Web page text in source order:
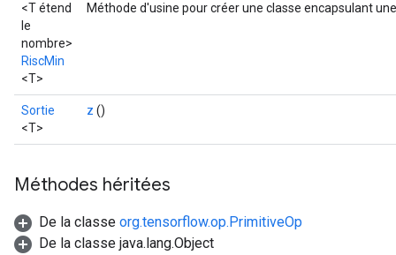
<T étend
le
nombre>
RiscMin
<T>
Méthode d'usine pour créer une classe encapsulant
Sortie
<T>
z ()
Méthodes héritées
De la classe org.tensorflow.op.PrimitiveOp
De la classe java.lang.Object